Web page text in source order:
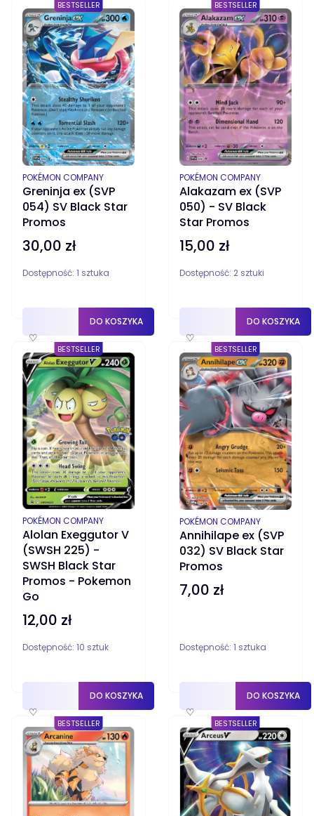
BESTSELLER
Greninja ex (SVP
054) SV Black Star
Promos
PRODUCENT
POKÉMON COMPANY
Cena
30,00 zł
Dostępność: 1 sztuka
♡
DO KOSZYKA
BESTSELLER
Alakazam ex (SVP
050) - SV Black
Star Promos
PRODUCENT
POKÉMON COMPANY
Cena
15,00 zł
Dostępność: 2 sztuki
♡
DO KOSZYKA
BESTSELLER
Alolan Exeggutor V
(SWSH 225) -
SWSH Black Star
Promos - Pokemon
Go
PRODUCENT
POKÉMON COMPANY
Cena
12,00 zł
Dostępność: 10 sztuk
♡
DO KOSZYKA
BESTSELLER
Annihilape ex (SVP
032) SV Black Star
Promos
PRODUCENT
POKÉMON COMPANY
Cena
7,00 zł
Dostępność: 1 sztuka
♡
DO KOSZYKA
BESTSELLER BESTSELLER